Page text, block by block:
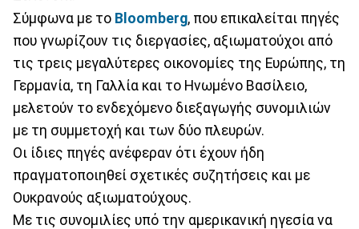
Σύμφωνα με το Bloomberg, που επικαλείται πηγές
που γνωρίζουν τις διεργασίες, αξιωματούχοι από
τις τρεις μεγαλύτερες οικονομίες της Ευρώπης, τη
Γερμανία, τη Γαλλία και το Ηνωμένο Βασίλειο,
μελετούν το ενδεχόμενο διεξαγωγής συνομιλιών
με τη συμμετοχή και των δύο πλευρών.
Οι ίδιες πηγές ανέφεραν ότι έχουν ήδη
πραγματοποιηθεί σχετικές συζητήσεις και με
Ουκρανούς αξιωματούχους.
Με τις συνομιλίες υπό την αμερικανική ηγεσία να